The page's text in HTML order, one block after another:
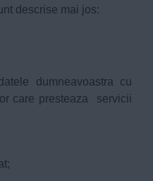
descrise mai jos:
dumneavoastra cu
care presteaza servicii